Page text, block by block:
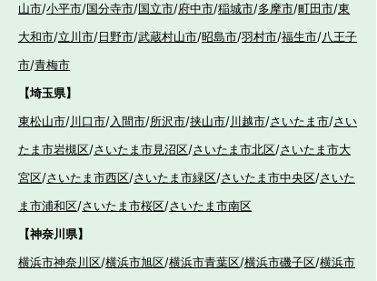
山市/小平市/国分寺市/国立市/府中市/稲城市/多摩市/町田市/東
大和市/立川市/日野市/武蔵村山市/昭島市/羽村市/福生市/八王子
市/青梅市
【埼玉県】
東松山市/川口市/入間市/所沢市/挟山市/川越市/さいたま市/さい
たま市岩槻区/さいたま市見沼区/さいたま市北区/さいたま市大
宮区/さいたま市西区/さいたま市緑区/さいたま市中央区/さいた
ま市浦和区/さいたま市桜区/さいたま市南区
【神奈川県】
横浜市神奈川区/横浜市旭区/横浜市青葉区/横浜市磯子区/横浜市